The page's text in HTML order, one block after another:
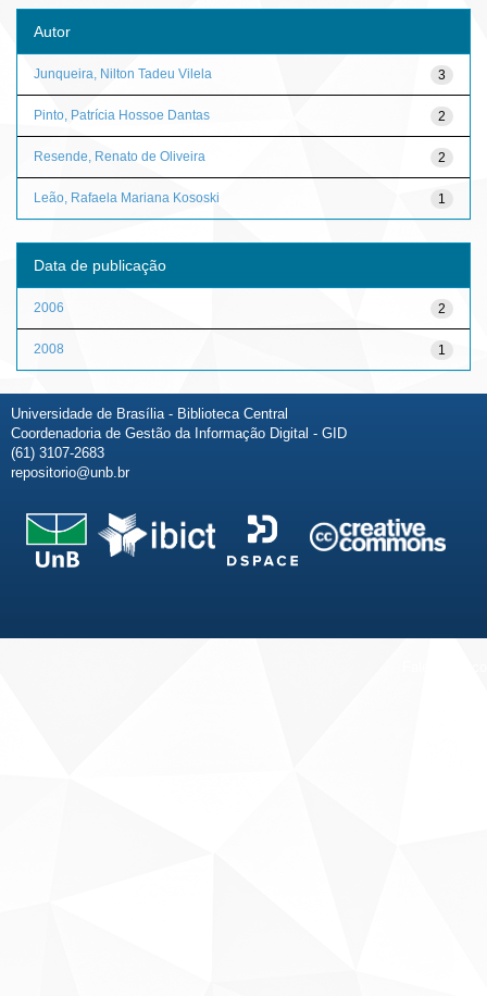
Autor
3
Junqueira, Nilton Tadeu Vilela
2
Pinto, Patrícia Hossoe Dantas
2
Resende, Renato de Oliveira
1
Leão, Rafaela Mariana Kososki
Data de publicação
2
2006
1
2008
Universidade de Brasília - Biblioteca Central
Coordenadoria de Gestão da Informação Digital - GID
(61) 3107-2683
repositorio@unb.br